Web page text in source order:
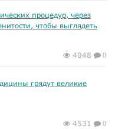
процедур, через
чтобы выглядеть
4048 0
грядут великие
4531 0